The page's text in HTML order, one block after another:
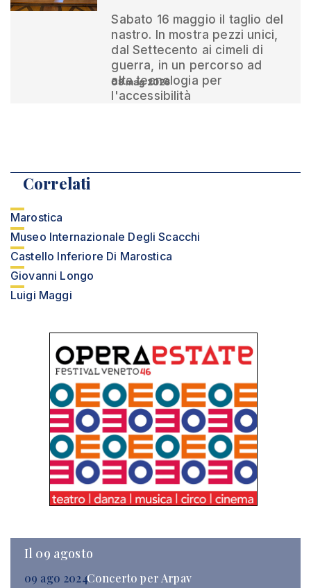
Sabato 16 maggio il taglio del
nastro. In mostra pezzi unici,
dal Settecento ai cimeli di
guerra, in un percorso ad
alta tecnologia per
l'accessibilità
08 mag 2026
Correlati
Marostica
Museo Internazionale Degli Scacchi
Castello Inferiore Di Marostica
Giovanni Longo
Luigi Maggi
Il 09 agosto
09 ago 2024Concerto per Arpav